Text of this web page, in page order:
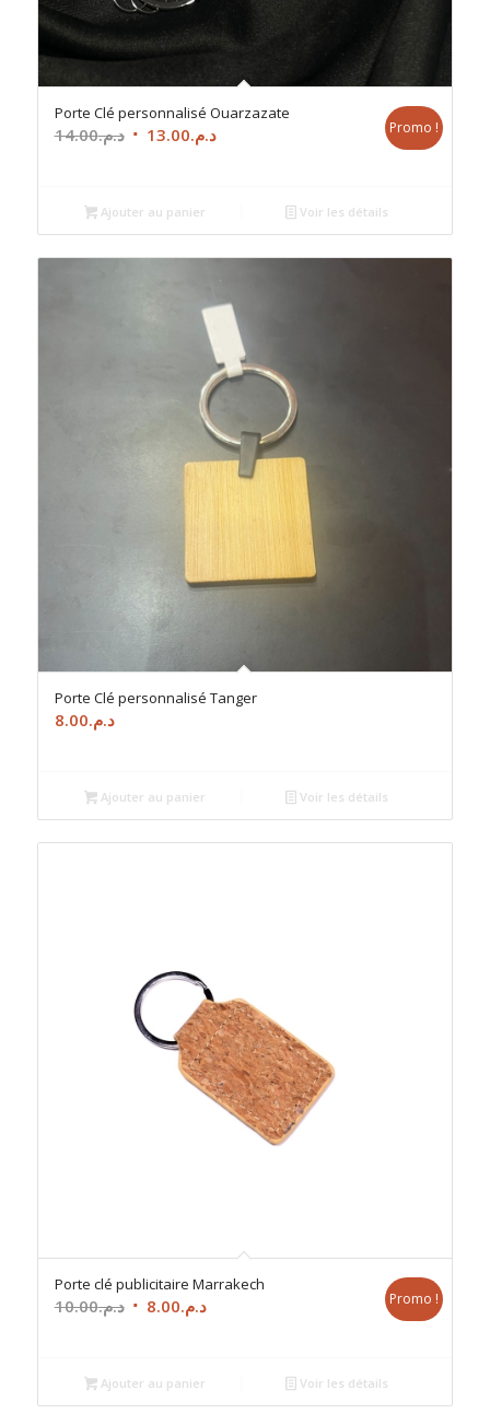
Porte Clé personnalisé Ouarzazate
د.م.14.00
Le
était :
د.م.14.00.
د.م.13.00
Le
د.م.13.00.
Promo !
Ajouter au panier Voir les détails
Porte Clé personnalisé Tanger
د.م.8.00
Ajouter au panier Voir les détails
Porte clé publicitaire Marrakech
د.م.10.00
Le
était :
د.م.10.00.
د.م.8.00
Le
د.م.8.00.
Promo !
Ajouter au panier Voir les détails